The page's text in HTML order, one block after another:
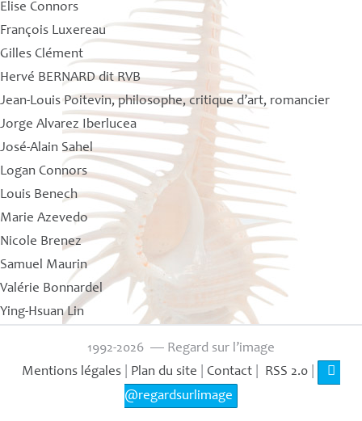
Elise Connors
François Luxereau
Gilles Clément
Hervé BERNARD dit RVB
Jean-Louis Poitevin, philosophe, critique d’art, romancier
Jorge Alvarez Iberlucea
José-Alain Sahel
Logan Connors
Louis Benech
Marie Azevedo
Nicole Brenez
Samuel Maurin
Valérie Bonnardel
Ying-Hsuan Lin
1992-2026 — Regard sur l’image
Mentions légales| Plan du site Contact RSS 2.0|
@regardsurlimage